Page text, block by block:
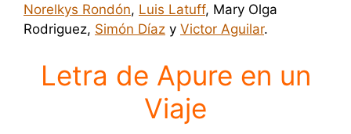
Norelkys Rondón, Luis Latuff, Mary Olga
Rodriguez, Simón Díaz y Victor Aguilar.
Letra de Apure en un
Viaje